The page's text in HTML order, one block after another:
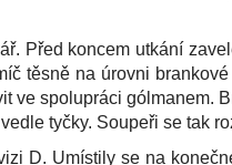
Před koncem utkání
těsně na úrovni
ve spolupráci gólmanem.
tyčky. Soupeři se tak
D. Umístily se na